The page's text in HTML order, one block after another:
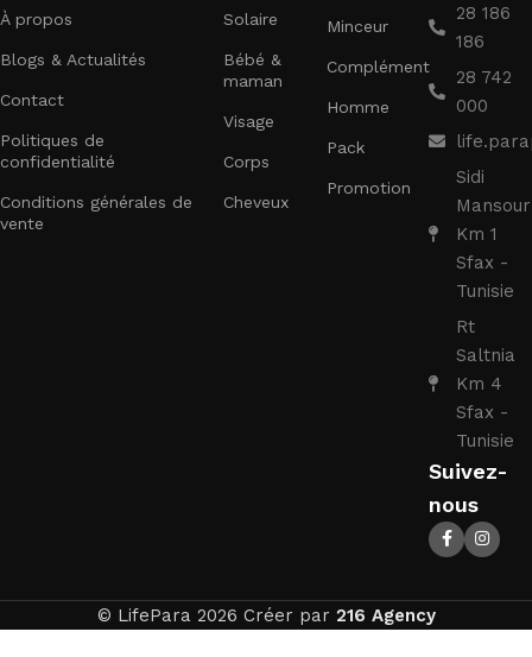
À propos
Blogs & Actualités
Contact
Politiques de
confidentialité
Conditions générales de
vente
Solaire
Bébé &
maman
Visage
Corps
Cheveux
Minceur
Complément
Homme
Pack
Promotion
28 186
186
28 742
000
Sidi
Mansour
Km 1
Sfax -
Tunisie
Rt
Saltnia
Km 4
Sfax -
Tunisie
Suivez-
nous
© LifePara 2026 Créer par 216 Agency